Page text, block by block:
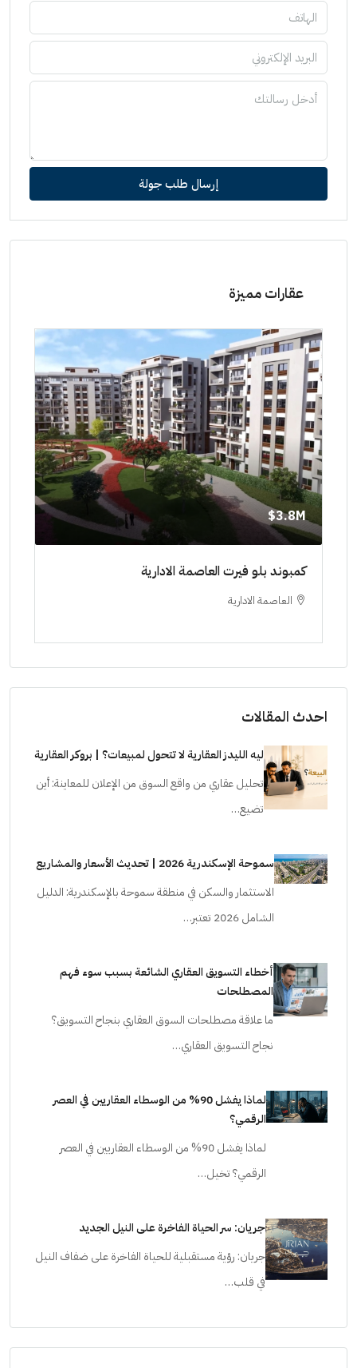
إرسال طلب جولة
عقارات مميزة
3.8M$
كمبوند بلو فيرت العاصمة الادارية
العاصمة الادارية
احدث المقالات
ليه الليدز العقارية لا تتحول لمبيعات؟ | بروكر العقارية
تحليل عقاري من واقع السوق من الإعلان للمعاينة: أين
تضيع…
سموحة الإسكندرية 2026 | تحديث الأسعار والمشاريع
الاستثمار والسكن في منطقة سموحة بالإسكندرية: الدليل
الشامل 2026 تعتبر…
أخطاء التسويق العقاري الشائعة بسبب سوء فهم
المصطلحات
ما علاقة مصطلحات السوق العقاري بنجاح التسويق؟
نجاح التسويق العقاري…
لماذا يفشل 90% من الوسطاء العقاريين في العصر
الرقمي؟
لماذا يفشل 90% من الوسطاء العقاريين في العصر
الرقمي؟ تخيل…
جريان: سر الحياة الفاخرة على النيل الجديد
جريان: رؤية مستقبلية للحياة الفاخرة على ضفاف النيل
في قلب…